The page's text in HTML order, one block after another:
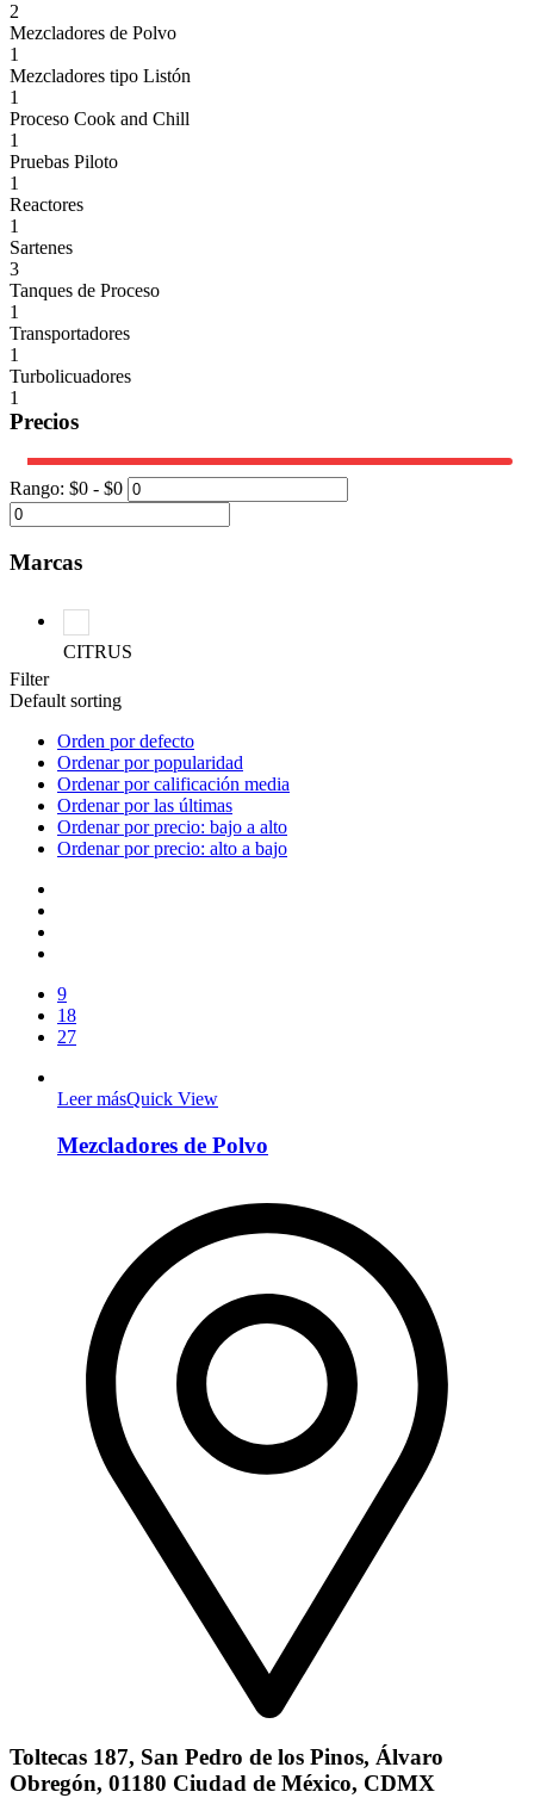
2
Mezcladores de Polvo
1
Mezcladores tipo Listón
1
Proceso Cook and Chill
1
Pruebas Piloto
1
Reactores
1
Sartenes
3
Tanques de Proceso
1
Transportadores
1
Turbolicuadores
1
Precios
Rango: $0 - $0
Marcas
CITRUS
Filter
Default sorting
Orden por defecto
Ordenar por popularidad
Ordenar por calificación media
Ordenar por las últimas
Ordenar por precio: bajo a alto
Ordenar por precio: alto a bajo
9
18
27
Leer másQuick View
Mezcladores de Polvo
Toltecas 187, San Pedro de los Pinos, Álvaro
Obregón, 01180 Ciudad de México, CDMX